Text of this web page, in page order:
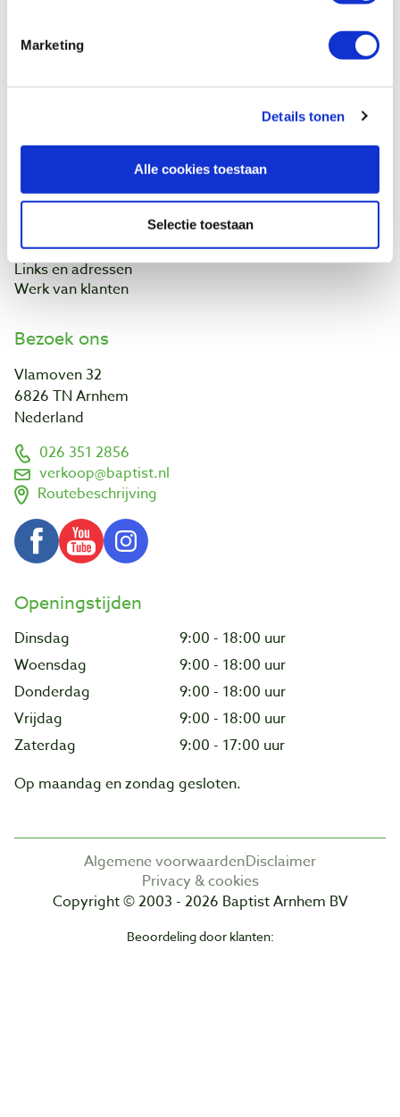
Marketing
Details tonen
Alle cookies toestaan
Selectie toestaan
Garantie
Onze winkel
Ontdek IJsseloord 1
NOEST
Agenda
Links en adressen
Werk van klanten
Bezoek ons
Vlamoven 32
6826 TN Arnhem
Nederland
026 351 2856
verkoop@baptist.nl
Routebeschrijving
Openingstijden
Dinsdag
9:00 - 18:00 uur
Woensdag
9:00 - 18:00 uur
Donderdag
9:00 - 18:00 uur
Vrijdag
9:00 - 18:00 uur
Zaterdag
9:00 - 17:00 uur
Op maandag en zondag gesloten.
Algemene voorwaardenDisclaimer
Privacy & cookies
Copyright © 2003 - 2026 Baptist Arnhem BV
Beoordeling door klanten: